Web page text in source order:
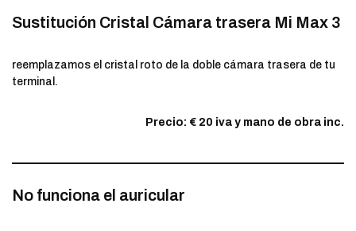
Sustitución Cristal Cámara trasera Mi Max 3
reemplazamos el cristal roto de la doble cámara trasera de tu
terminal.
Precio: € 20 iva y mano de obra inc.
No funciona el auricular